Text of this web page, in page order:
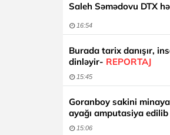
Saleh Səmədovu DTX
16:54
Burada tarix danışır,
dinləyir- REPORTAJ
15:45
Goranboy sakini
ayağı amputasiya edilib
15:06